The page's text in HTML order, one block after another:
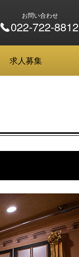
お問い合わせ
022-722-8812
求人募集